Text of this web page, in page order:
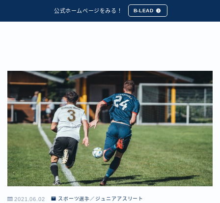
公式ホームページをみる！ B-LEAD
2021.06.02 スポーツ選手／ジュニアアスリート